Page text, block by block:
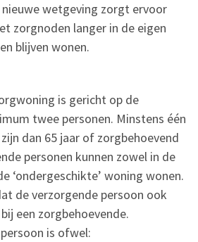
nieuwe wetgeving zorgt ervoor
zorgnoden langer in de eigen
blijven wonen.
is gericht op de
twee personen. Minstens één
dan 65 jaar of zorgbehoevend
personen kunnen zowel in de
‘ondergeschikte’ woning wonen.
de verzorgende persoon ook
een zorgbehoevende.
is ofwel: